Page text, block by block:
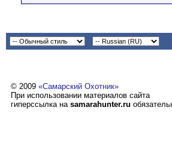
© 2009 «Самарский Охотник»
При использовании материалов сайта
гиперссылка на samarahunter.ru